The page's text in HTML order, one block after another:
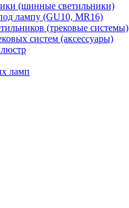
(шинные светильники)
лампу (GU10, MR16)
(трековые системы)
систем (аксессуары)
ламп